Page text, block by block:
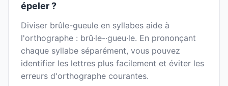
épeler ?
Diviser brûle-gueule en syllabes aide à
l'orthographe : brû·le-·gueu·le. En prononçant
chaque syllabe séparément, vous pouvez
identifier les lettres plus facilement et éviter les
erreurs d'orthographe courantes.